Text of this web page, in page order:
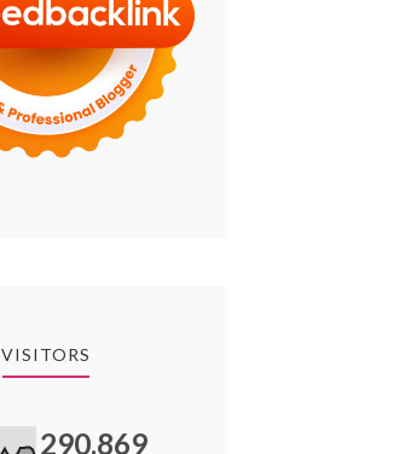
VISITORS
290,869